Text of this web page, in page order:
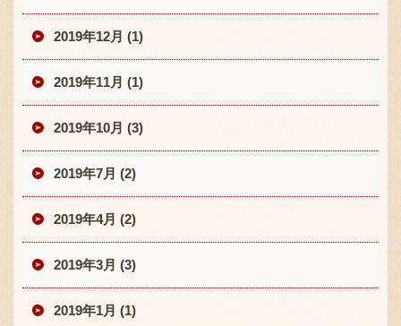
2019年12月 (1)
2019年11月 (1)
2019年10月 (3)
2019年7月 (2)
2019年4月 (2)
2019年3月 (3)
2019年1月 (1)